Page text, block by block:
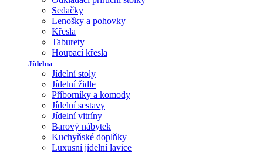
Sedačky
Lenošky a pohovky
Křesla
Taburety
Houpací křesla
Jídelna
Jídelní stoly
Jídelní židle
Příborníky a komody
Jídelní sestavy
Jídelní vitríny
Barový nábytek
Kuchyňské doplňky
Luxusní jídelní lavice